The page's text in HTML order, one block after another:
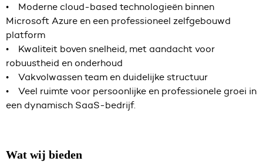
• Moderne cloud-based technologieën binnen
Microsoft Azure en een professioneel zelfgebouwd
platform
• Kwaliteit boven snelheid, met aandacht voor
robuustheid en onderhoud
• Vakvolwassen team en duidelijke structuur
• Veel ruimte voor persoonlijke en professionele groei in
een dynamisch SaaS-bedrijf.
Wat wij bieden